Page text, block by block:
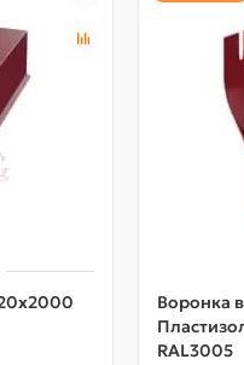
Воронка
RAL3005